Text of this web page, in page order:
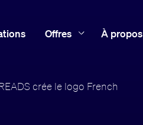
Offres À propos
crée le logo French